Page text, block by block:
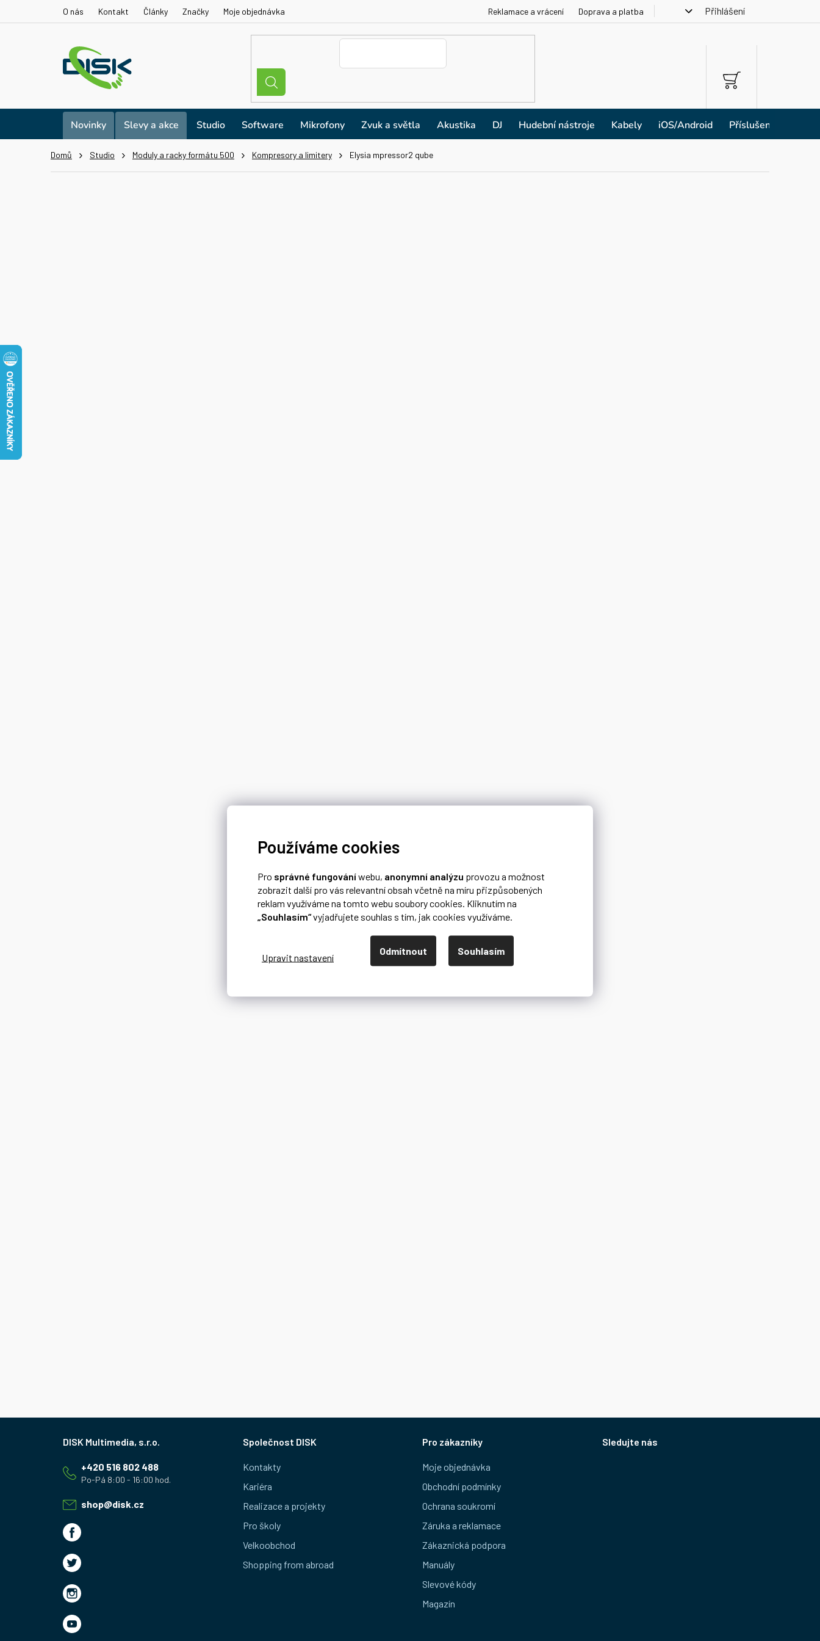
Používáme cookies
Pro správné fungováníwebu, anonymní analýzu provozu a možnost
zobrazit další pro vás relevantní obsah včetně na míru přizpůsobených
reklam využíváme na tomto webu soubory cookies. Kliknutím na
„Souhlasím“vyjadřujete souhlas s tím, jak cookies využíváme.
Odmítnout Souhlasím
O nás Kontakt Články Značky Moje objednávka Reklamace a vrácení Doprava a platba Přihlášení
NÁKUPNÍ
KOŠÍK
Novinky Slevy a akce Studio Software Mikrofony Zvuk a světla Akustika DJ Hudební nástroje Kabely iOS/Android Příslušenství
Domů Studio Moduly a racky formátu 500 Kompresory a limitery Elysia mpressor2 qube
shop@disk.cz
+420 516 802 488
Společnost DISK
Kontakty
Kariéra
Realizace a projekty
Pro školy
Velkoobchod
Shopping from abroad
Pro zákazníky
Moje objednávka
Obchodní podmínky
Ochrana soukromí
Záruka a reklamace
Zákaznická podpora
Manuály
Slevové kódy
Magazín
Sledujte nás